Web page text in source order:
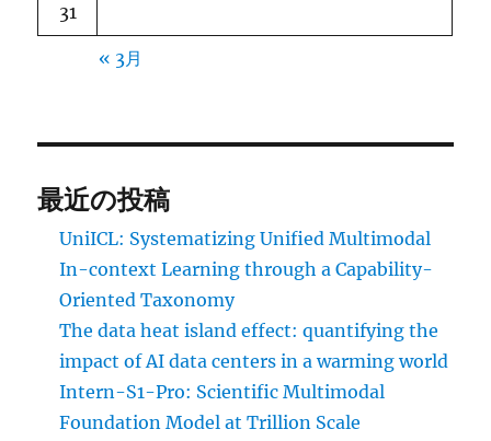
31
« 3月
最近の投稿
UniICL: Systematizing Unified Multimodal
In-context Learning through a Capability-
Oriented Taxonomy
The data heat island effect: quantifying the
impact of AI data centers in a warming world
Intern-S1-Pro: Scientific Multimodal
Foundation Model at Trillion Scale